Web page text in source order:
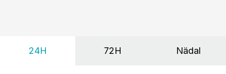
24H 72H Nädal